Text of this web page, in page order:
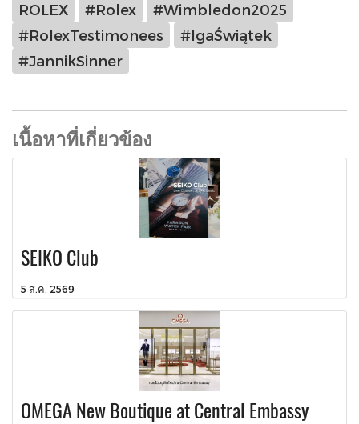
ROLEX #Rolex
#Wimbledon2025
#RolexTestimonees
#IgaŚwiątek
#JannikSinner
เนื้อหาที่เกี่ยวข้อง
SEIKO Club
5 ส.ค. 2569
OMEGA New Boutique at Central Embassy